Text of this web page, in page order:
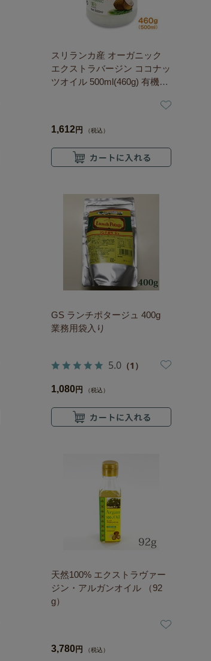
スリランカ産 オーガニック
エクストラバージン ココナッ
ツオイル 500ml(460g) 有機JA
1,612 円 （税込）
GS ランチポタージュ 400g
業務用袋入り
5.0 （1）
1,080 円 （税込）
天然100% エクストラヴァー
ジン・アルガンオイル （92
g）
3,780 円 （税込）